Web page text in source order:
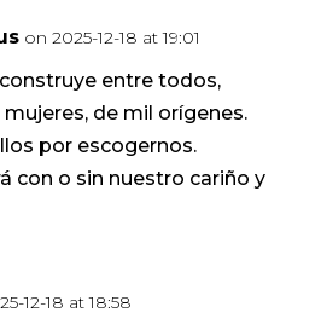
on 2025-12-18 at 19:01
entre todos,
de mil orígenes.
por escogernos.
con o sin nuestro cariño y
12-18 at 18:58